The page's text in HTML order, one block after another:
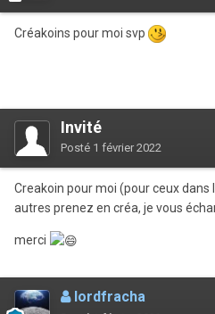
Créakoins pour moi svp
Invité
Posté 1 février 2022
Creakoin pour moi (pour ceux
autres prenez en créa, je vous
merci
lordfracha